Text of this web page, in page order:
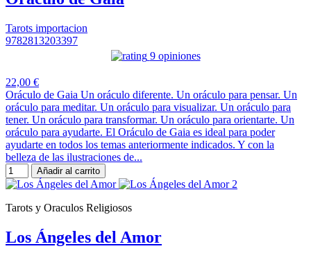
Tarots importacion
9782813203397
9 opiniones
22,00 €
Oráculo de Gaia Un oráculo diferente. Un oráculo para pensar. Un
oráculo para meditar. Un oráculo para visualizar. Un oráculo para
tener. Un oráculo para transformar. Un oráculo para orientarte. Un
oráculo para ayudarte. El Oráculo de Gaia es ideal para poder
ayudarte en todos los temas anteriormente indicados. Y con la
belleza de las ilustraciones de...
Añadir al carrito
Tarots y Oraculos Religiosos
Los Ángeles del Amor